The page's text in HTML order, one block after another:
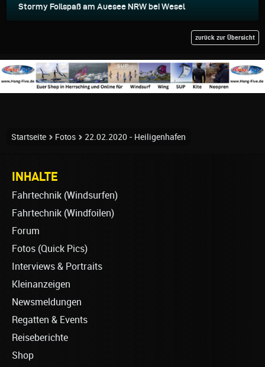
Stormy Foilspaß am Auesee NRW bei Wesel
zurück zur Übersicht
Startseite Fotos 22.02.2020 - Heiligenhafen
INHALTE
Fahrtechnik (Windsurfen)
Fahrtechnik (Windfoilen)
Forum
Fotos (Quick Pics)
Interviews & Portraits
Kleinanzeigen
Newsmeldungen
Regatten & Events
Reiseberichte
Shop